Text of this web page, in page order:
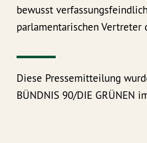
bewusst
parlamentarischen Vertreter
Diese Pressemitteilung
BÜNDNIS 90/DIE GRÜNEN